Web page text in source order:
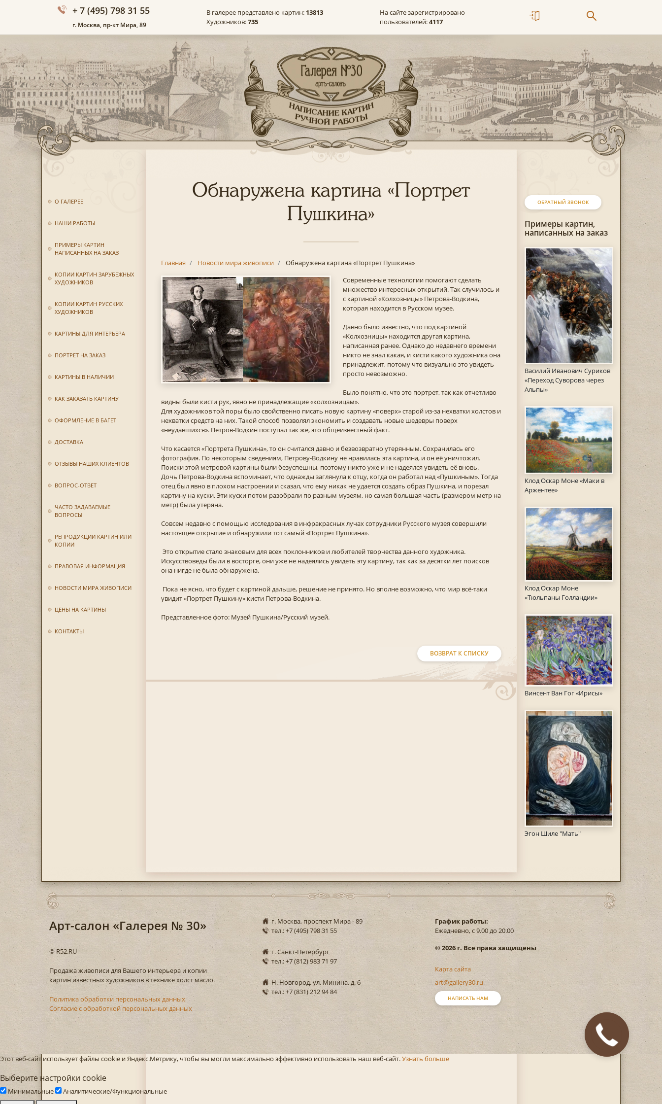
+ 7 (495) 798 31 55
г. Москва, пр-кт Мира, 89
В галерее представлено картин: 13813
Художников:735
На сайте зарегистрировано
пользователей:4117
О ГАЛЕРЕЕ
НАШИ РАБОТЫ
ПРИМЕРЫ КАРТИН
НАПИСАННЫХ НА ЗАКАЗ
КОПИИ КАРТИН ЗАРУБЕЖНЫХ
ХУДОЖНИКОВ
КОПИИ КАРТИН РУССКИХ
ХУДОЖНИКОВ
КАРТИНЫ ДЛЯ ИНТЕРЬЕРА
ПОРТРЕТ НА ЗАКАЗ
КАРТИНЫ В НАЛИЧИИ
КАК ЗАКАЗАТЬ КАРТИНУ
ОФОРМЛЕНИЕ В БАГЕТ
ДОСТАВКА
ОТЗЫВЫ НАШИХ КЛИЕНТОВ
ВОПРОС-ОТВЕТ
ЧАСТО ЗАДАВАЕМЫЕ
ВОПРОСЫ
РЕПРОДУКЦИИ КАРТИН ИЛИ
КОПИИ
ПРАВОВАЯ ИНФОРМАЦИЯ
НОВОСТИ МИРА ЖИВОПИСИ
ЦЕНЫ НА КАРТИНЫ
КОНТАКТЫ
ОБРАТНЫЙ ЗВОНОК
Примеры картин,
написанных на заказ
Василий Иванович Суриков
«Переход Суворова через
Альпы»
Клод Оскар Моне «Маки в
Аржентее»
Клод Оскар Моне
«Тюльпаны Голландии»
Винсент Ван Гог «Ирисы»
Эгон Шиле "Мать"
Обнаружена картина «Портрет
Пушкина»
Главная Новости мира живописи
Обнаружена картина «Портрет Пушкина»
Современные технологии помогают сделать
множество интересных открытий. Так случилось и
с картиной «Колхозницы» Петрова-Водкина,
которая находится в Русском музее.
Давно было известно, что под картиной
«Колхозницы» находится другая картина,
написанная ранее. Однако до недавнего времени
никто не знал какая, и кисти какого художника она
принадлежит, потому что визуально это увидеть
просто невозможно.
Было понятно, что это портрет, так как отчетливо
видны были кисти рук, явно не принадлежащие «колхозницам».
Для художников той поры было свойственно писать новую картину «поверх» старой из-за нехватки холстов и
нехватки средств на них. Такой способ позволял экономить и создавать новые шедевры поверх
«неудавшихся». Петров-Водкин поступал так же, это общеизвестный факт.
Что касается «Портрета Пушкина», то он считался давно и безвозвратно утерянным. Сохранилась его
фотография. По некоторым сведениям, Петрову-Водкину не нравилась эта картина, и он её уничтожил.
Поиски этой метровой картины были безуспешны, поэтому никто уже и не надеялся увидеть её вновь.
Дочь Петрова-Водкина вспоминает, что однажды заглянула к отцу, когда он работал над «Пушкиным». Тогда
отец был явно в плохом настроении и сказал, что ему никак не удается создать образ Пушкина, и порезал
картину на куски. Эти куски потом разобрали по разным музеям, но самая большая часть (размером метр на
метр) была утеряна.
Совсем недавно с помощью исследования в инфракрасных лучах сотрудники Русского музея совершили
настоящее открытие и обнаружили тот самый «Портрет Пушкина».
Это открытие стало знаковым для всех поклонников и любителей творчества данного художника.
Искусствоведы были в восторге, они уже не надеялись увидеть эту картину, так как за десятки лет поисков
она нигде не была обнаружена.
Пока не ясно, что будет с картиной дальше, решение не принято. Но вполне возможно, что мир всё-таки
увидит «Портрет Пушкину» кисти Петрова-Водкина.
Представленное фото: Музей Пушкина/Русский музей.
ВОЗВРАТ К СПИСКУ
Арт-салон «Галерея № 30»
© R52.RU
Продажа живописи для Вашего интерьера и копии
картин известных художников в технике холст масло.
Политика обработки персональных данных
Согласие с обработкой персональных данных
г. Москва, проспект Мира - 89
тел.: +7 (495) 798 31 55
г. Санкт-Петербург
тел.: +7 (812) 983 71 97
Н. Новгород, ул. Минина, д. 6
тел.: +7 (831) 212 94 84
График работы:
Ежедневно, с 9.00 до 20.00
© 2026 г. Все права защищены
Карта сайта
art@gallery30.ru
НАПИСАТЬ НАМ
Этот веб-сайт использует файлы cookie и Яндекс.Метрику, чтобы вы могли максимально эффективно использовать наш веб-сайт.Узнать больше
Выберите настройки cookie
Минимальные
Аналитические/Функциональные
Закажите
звонок